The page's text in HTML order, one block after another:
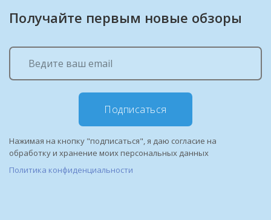
Получайте первым новые обзоры
Подписаться
Нажимая на кнопку "подписаться", я даю согласие на
обработку и хранение моих персональных данных
Политика конфиденциальности